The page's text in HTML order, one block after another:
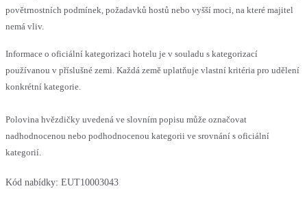
povětrnostních podmínek, požadavků hostů nebo vyšší moci, na které majitel
nemá vliv.
Informace o oficiální kategorizaci hotelu je v souladu s kategorizací
používanou v příslušné zemi. Každá země uplatňuje vlastní kritéria pro udělení
konkrétní kategorie.
Polovina hvězdičky uvedená ve slovním popisu může označovat
nadhodnocenou nebo podhodnocenou kategorii ve srovnání s oficiální
kategorií.
Kód nabídky: EUT10003043